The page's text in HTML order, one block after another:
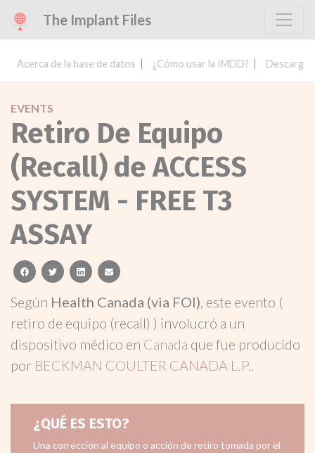
The Implant Files
Acerca de la base de datos ¿Cómo usar la IMDD? Descargar
EVENTS
Retiro De Equipo
(Recall) de ACCESS
SYSTEM - FREE T3
ASSAY
facebooktwitterlinkedinemail
Según Health Canada (via FOI), este evento (
retiro de equipo (recall) ) involucró a un
dispositivo médico en Canada que fue producido
por BECKMAN COULTER CANADA L.P..
¿QUÉ ES ESTO?
Una corrección al equipo o acción de retiro tomada por el